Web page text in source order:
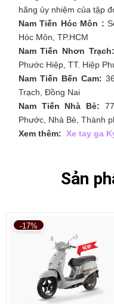
hãng ủy nhiệm của tập
Nam Tiến Hóc Môn :
Hóc Môn, TP.HCM
Nam Tiến Nhơn Trạch:
Phước Hiệp, TT. Hiệp
Nam Tiến Bến Cam:
Trạch, Đồng Nai
Nam Tiến Nhà Bè:
Phước, Nhà Bè, Thành
Xem thêm: Xe tay ga
Sản
-17%